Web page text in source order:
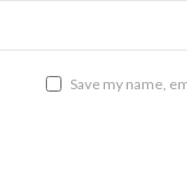
Save my name,